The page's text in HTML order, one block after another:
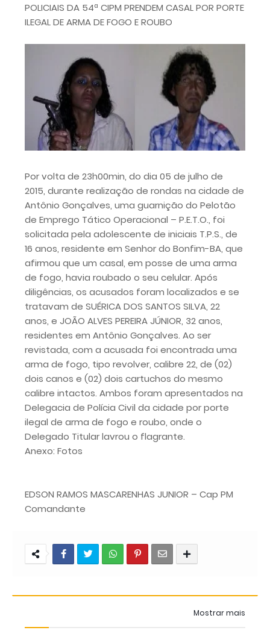
POLICIAIS DA 54ª CIPM PRENDEM CASAL POR PORTE
ILEGAL DE ARMA DE FOGO E ROUBO
Por volta de 23h00min, do dia 05 de julho de
2015, durante realização de rondas na cidade de
Antônio Gonçalves, uma guarnição do Pelotão
de Emprego Tático Operacional – P.E.T.O., foi
solicitada pela adolescente de iniciais T.P.S., de
16 anos, residente em Senhor do Bonfim-BA, que
afirmou que um casal, em posse de uma arma
de fogo, havia roubado o seu celular. Após
diligências, os acusados foram localizados e se
tratavam de SUÉRICA DOS SANTOS SILVA, 22
anos, e JOÃO ALVES PEREIRA JÚNIOR, 32 anos,
residentes em Antônio Gonçalves. Ao ser
revistada, com a acusada foi encontrada uma
arma de fogo, tipo revolver, calibre 22, de (02)
dois canos e (02) dois cartuchos do mesmo
calibre intactos. Ambos foram apresentados na
Delegacia de Polícia Civil da cidade por porte
ilegal de arma de fogo e roubo, onde o
Delegado Titular lavrou o flagrante.
Anexo: Fotos
EDSON RAMOS MASCARENHAS JUNIOR – Cap PM
Comandante
Mostrar mais